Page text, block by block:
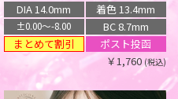
DIA 14.0mm
着色 13.4mm
±0.00〜-8.00
BC 8.7mm
まとめて割引
ポスト投函
￥1,760 (税込)
ワンデー
1箱10枚入り
DIA 14.5mm
着色 13.6mm
±0.00〜-10.00
BC 8.7mm
まとめて割引
ポスト投函
￥1,760
光】
ワンデー
1箱10枚入り
DIA 14.5mm
着色 13.6mm
±0.00〜-8.00
BC 8.7mm
まとめて割引
ポスト投函
￥1,760(税込)